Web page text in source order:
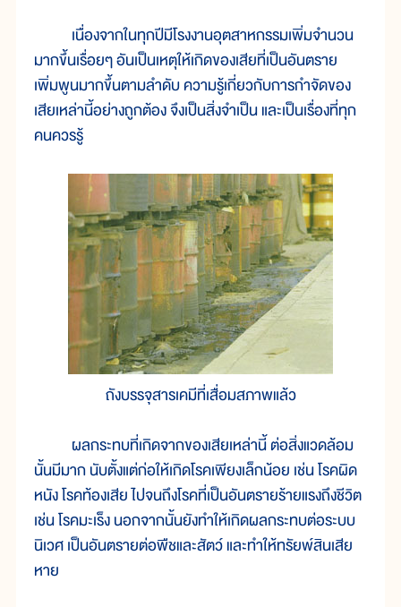
เนื่องจากในทุกปีมีโรงงานอุตสาหกรรมเพิ่มจำนวน
มากขึ้นเรื่อยๆ อันเป็นเหตุให้เกิดของเสียที่เป็นอันตราย
เพิ่มพูนมากขึ้นตามลำดับ ความรู้เกี่ยวกับการกำจัดของ
เสียเหล่านี้อย่างถูกต้อง จึงเป็นสิ่งจำเป็น และเป็นเรื่องที่ทุก
คนควรรู้
ถังบรรจุสารเคมีที่เสื่อมสภาพแล้ว
ผลกระทบที่เกิดจากของเสียเหล่านี้ ต่อสิ่งแวดล้อม
นั้นมีมาก นับตั้งแต่ก่อให้เกิดโรคเพียงเล็กน้อย เช่น โรคผิด
หนัง โรคท้องเสีย ไปจนถึงโรคที่เป็นอันตรายร้ายแรงถึงชีวิต
เช่น โรคมะเร็ง นอกจากนั้นยังทำให้เกิดผลกระทบต่อระบบ
นิเวศ เป็นอันตรายต่อพืชและสัตว์ และทำให้ทรัยพ์สินเสีย
หาย